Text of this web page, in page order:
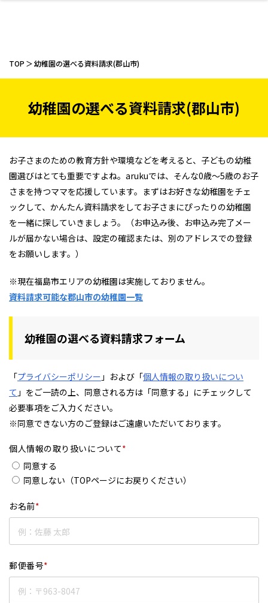
カフェ スイーツ ラーメン
お酒 洋食 中華
パン アジア・エスニッ
ク
テイクアウト
ランチ
開成山公園 泊まる 家族で
デート・友達と ひとりで アウトドア
レジャー・スポー
ツ施設
その他
美容室 ネイルサロン エステ
美容アイテム エイジングケア メンズ
脱毛 温活・サウナ 歯列矯正・審美歯
科
その他
ファッション 雑貨 かわいい
スポーツ・アウト
ドア
ギフト・お土産 キッズ
その他
お仕事探し お金のこと ウェディング・婚
保険 病院・クリニック ペット
幼稚園 教育 ライフイベント
その他
家づくり 新築体験談 住宅イベント
リフォーム・リノ
ベーション
自治体インフォ その他
TOP 幼稚園の選べる資料請求(郡山市)
幼稚園の選べる資料請求(郡山市)
お子さまのための教育方針や環境などを考えると、子どもの幼稚
園選びはとても重要ですよね。arukuでは、そんな0歳～5歳のお子
さまを持つママを応援しています。まずはお好きな幼稚園をチェ
ックして、かんたん資料請求をしてお子さまにぴったりの幼稚園
を一緒に探していきましょう。（お申込み後、お申込み完了メー
ルが届かない場合は、設定の確認または、別のアドレスでの登録
をお願いします。）
※現在福島市エリアの幼稚園は実施しておりません。
資料請求可能な郡山市の幼稚園一覧
幼稚園の選べる資料請求フォーム
「プライバシーポリシー 」および「個人情報の取り扱いについ
て 」をご一読の上、同意される方は「同意する」にチェックして
必要事項をご入力ください。
※同意できない方のご登録はご遠慮いただいております。
個人情報の取り扱いについて*
同意する
同意しない（TOPページにお戻りください）
お名前*
郵便番号*